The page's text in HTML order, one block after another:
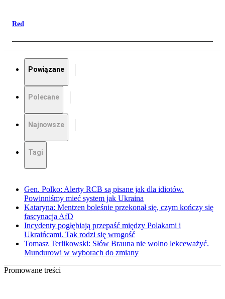
Red
Powiązane
Polecane
Najnowsze
Tagi
Gen. Polko: Alerty RCB są pisane jak dla idiotów.
Powinniśmy mieć system jak Ukraina
Kataryna: Mentzen boleśnie przekonał się, czym kończy się
fascynacja AfD
Incydenty pogłębiają przepaść między Polakami i
Ukraińcami. Tak rodzi się wrogość
Tomasz Terlikowski: Słów Brauna nie wolno lekceważyć.
Mundurowi w wyborach do zmiany
Promowane treści